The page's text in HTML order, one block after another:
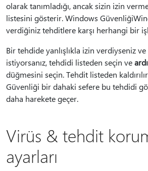
olarak tanımladığı, ancak sizin izin
listesini gösterir. Windows
verdiğiniz tehditlere karşı herhangi bir
Bir tehdide yanlışlıkla izin verdiyseniz
istiyorsanız, tehdidi listeden seçin ve
düğmesini seçin. Tehdit listeden
Güvenliği bir dahaki sefere bu tehdidi
daha harekete geçer.
Virüs & tehdit
ayarları